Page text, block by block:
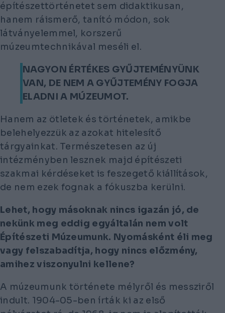
építészettörténetet sem didaktikusan,
hanem ráismerő, tanító módon, sok
látványelemmel, korszerű
múzeumtechnikával meséli el.
NAGYON ÉRTÉKES GYŰJTEMÉNYÜNK
VAN, DE NEM A GYŰJTEMÉNY FOGJA
ELADNI A MÚZEUMOT.
Hanem az ötletek és történetek, amikbe
belehelyezzük az azokat hitelesítő
tárgyainkat. Természetesen az új
intézményben lesznek majd építészeti
szakmai kérdéseket is feszegető kiállítások,
de nem ezek fognak a fókuszba kerülni.
Lehet, hogy másoknak nincs igazán jó, de
nekünk meg eddig egyáltalán nem volt
Építészeti Múzeumunk. Nyomásként éli meg
vagy felszabadítja, hogy nincs előzmény,
amihez viszonyulni kellene?
A múzeumunk története mélyről és messziről
indult. 1904-05-ben írták ki az első